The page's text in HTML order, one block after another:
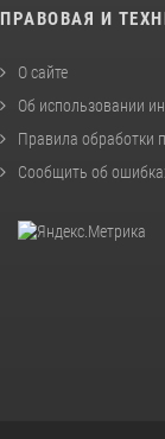
ПРАВОВАЯ И
О сайте
Об использовании
Правила обработки
Сообщить об